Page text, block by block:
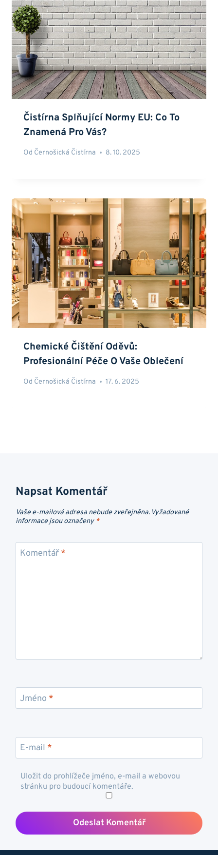
Čistírna Splňující Normy EU: Co To
Znamená Pro Vás?
Od Černošická Čistírna 8. 10. 2025
Chemické Čištění Oděvů:
Profesionální Péče O Vaše Oblečení
Od Černošická Čistírna 17. 6. 2025
Napsat Komentář
Vaše e-mailová adresa nebude zveřejněna. Vyžadované
informace jsou označeny *
Komentář *
Jméno *
E-mail *
Uložit do prohlížeče jméno, e-mail a webovou
stránku pro budoucí komentáře.